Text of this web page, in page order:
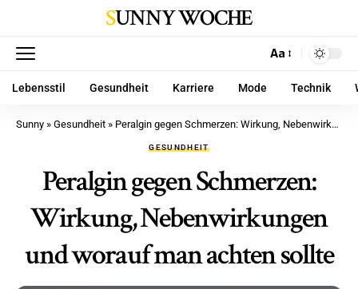
SUNNY WOCHE
Aa
Lebensstil Gesundheit Karriere Mode Technik
Sunny » Gesundheit » Peralgin gegen Schmerzen: Wirkung, Nebenwirkungen und worauf man achten sollte
GESUNDHEIT
Peralgin gegen Schmerzen:
Wirkung, Nebenwirkungen
und worauf man achten sollte